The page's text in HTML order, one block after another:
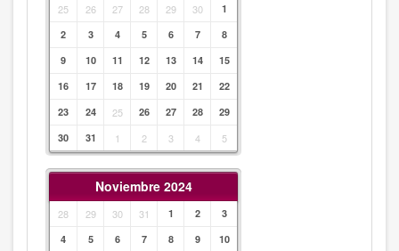
25 26 27 28 29 30
1
2
3 4 5 6 7
8
9
10 11 12 13 14
15
16
17 18 19 20 21
22
23
24 25 26 27 28
29
30
31 1 2 3 4 5
Noviembre 2024
28 29 30 31 1 2
3
4
5 6 7 8 9
10